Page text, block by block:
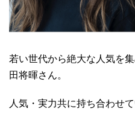
若い世代から絶大な人気を
田将暉さん。
人気・実力共に持ち合わせて